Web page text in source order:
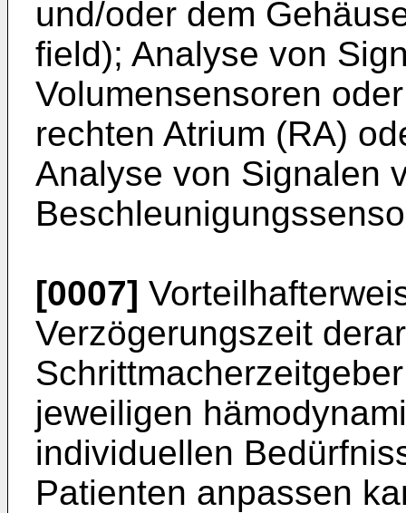
und/oder dem
field); Analyse von
Volumensensoren
rechten Atrium (RA)
Analyse von Signalen
[0007]
Verzögerungszeit
jeweiligen
individuellen
Patienten anpassen